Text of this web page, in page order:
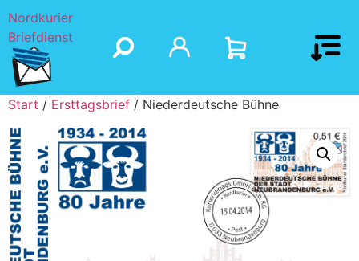
Nordkurier
Briefdienst
Start / Ersttagsbrief / Niederdeutsche Bühne